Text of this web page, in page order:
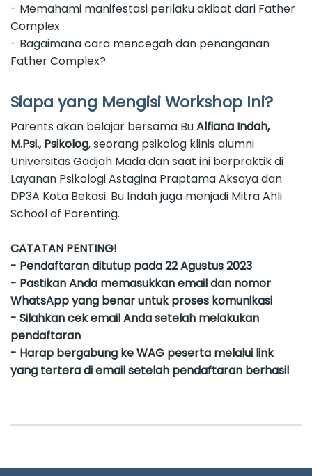
- Memahami manifestasi perilaku akibat dari Father
Complex
- Bagaimana cara mencegah dan penanganan
Father Complex?
Siapa yang Mengisi Workshop Ini?
Parents akan belajar bersama BuAlfiana Indah,
M.Psi., Psikolog, seorang psikolog klinis alumni
Universitas Gadjah Mada dan saat ini berpraktik di
Layanan Psikologi Astagina Praptama Aksaya dan
DP3A Kota Bekasi. Bu Indah juga menjadi Mitra Ahli
School of Parenting.
CATATAN PENTING!
- Pendaftaran ditutup pada 22 Agustus 2023
- Pastikan Anda memasukkan email dan nomor
WhatsApp yang benar untuk proses komunikasi
- Silahkan cek email Anda setelah melakukan
pendaftaran
- Harap bergabung ke WAG peserta melalui link
yang tertera di email setelah pendaftaran berhasil